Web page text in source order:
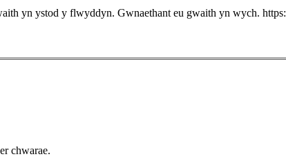
yn ystod y flwyddyn. Gwnaethant eu gwaith yn wych.
chwarae.